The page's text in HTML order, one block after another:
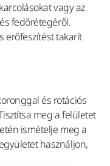
vagy az
fedőrétegéről.
erőfeszítést takarít
és rotációs
meg a felületet
ismételje meg a
használjon,